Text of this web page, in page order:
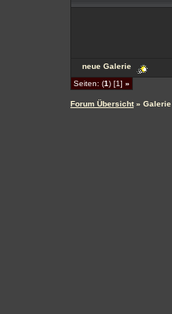
neue Galerie
Seiten: (1) [1] »
Forum Übersicht» Galerie